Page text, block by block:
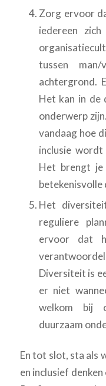
Zorg ervoor
iedereen
tussen
achtergrond.
Het kan in de
onderwerp
vandaag hoe
inclusie
Het brengt je
betekenisvolle
Het
reguliere
ervoor dat
Diversiteit is
er niet
welkom bij
duurzaam
En tot slot, sta als
en inclusief